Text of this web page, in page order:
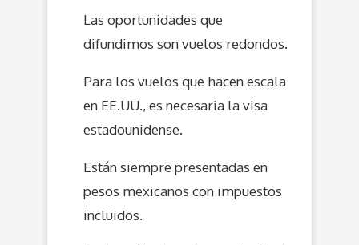
Las oportunidades que
difundimos son vuelos redondos.
Para los vuelos que hacen escala
en EE.UU., es necesaria la visa
estadounidense.
Están siempre presentadas en
pesos mexicanos con impuestos
incluidos.